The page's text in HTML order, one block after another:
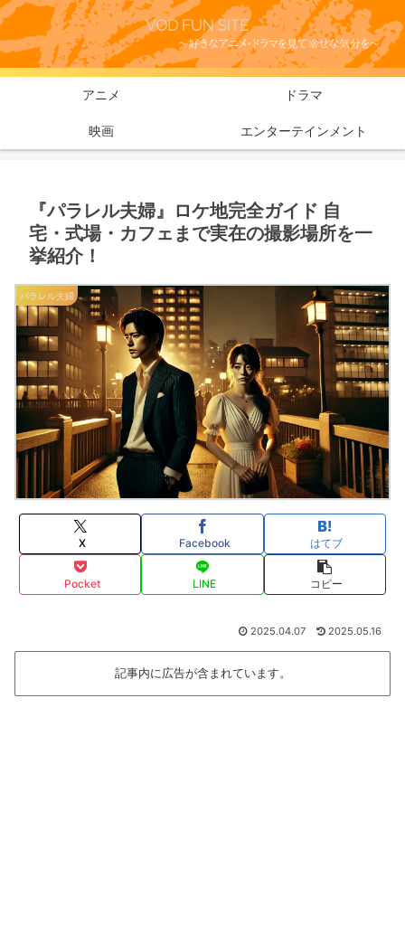
アニメ ドラマ
映画 エンターテインメント
『パラレル夫婦』ロケ地完全ガイド 自
宅・式場・カフェまで実在の撮影場所を一
挙紹介！
パラレル夫婦
X Facebook はてブ
Pocket LINE コピー
2025.04.07 2025.05.16
記事内に広告が含まれています。